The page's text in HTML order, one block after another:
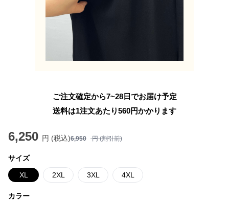
ご注文確定から7~28日でお届け予定
送料は1注文あたり560円かかります
6,250 円 (税込)6,950 円 (割引前)
サイズ
XL 2XL 3XL 4XL
カラー